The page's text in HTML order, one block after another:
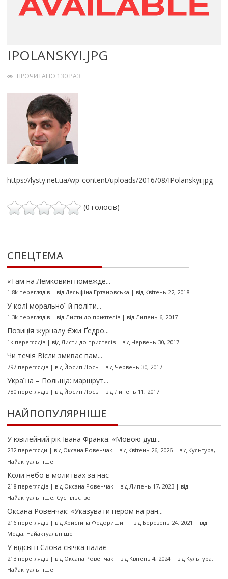
IPOLANSKYI.JPG
ПРОЧИТАНО 130 РАЗ
https://lysty.net.ua/wp-content/uploads/2016/08/IPolanskyi.jpg
(0 голосів)
СПЕЦТЕМА
«Там на Лемковині помежде...
1.8k переглядів| від Дельфіна Ертановська | від Квітень 22, 2018
У колі моральної й політи...
1.3k переглядів| від Листи до приятелів| від Липень 6, 2017
Позиція журналу Єжи Ґедро...
1k переглядів| від Листи до приятелів| від Червень 30, 2017
Чи течія Вісли змиває пам...
797 переглядів| від Йосип Лось | від Червень 30, 2017
Україна – Польща: маршрут...
780 переглядів| від Йосип Лось | від Липень 11, 2017
НАЙПОПУЛЯРНІШЕ
У ювілейний рік Івана Франка. «Мовою душ...
232 перегляди | від Оксана Ровенчак| від Квітень 26, 2026| від Культура,
Найактуальніше
Коли небо в молитвах за нас
218 переглядів| від Оксана Ровенчак| від Липень 17, 2023| від
Найактуальніше, Суспільство
Оксана Ровенчак: «Указувати пером на ран...
216 переглядів| від Христина Федоришин | від Березень 24, 2021 | від
Медіа, Найактуальніше
У відсвіті Слова свічка палає
213 переглядів| від Оксана Ровенчак| від Квітень 4, 2024| від Культура,
Найактуальніше